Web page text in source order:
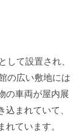
して設置され、
の広い敷地には
の車両が屋内展
まれていて、
ています。